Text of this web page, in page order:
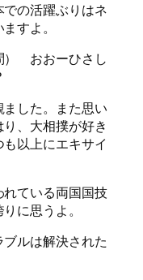
の活躍ぶりはネ
すよ。
） おおーひさし
した。また思い
、大相撲が好き
以上にエキサイ
ている両国国技
に思うよ。
ルは解決された